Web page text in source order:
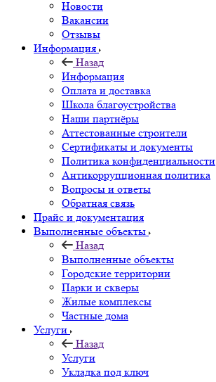
Новости
Вакансии
Отзывы
Информация
Назад
Информация
Оплата и доставка
Школа благоустройства
Наши партнёры
Аттестованные строители
Сертификаты и документы
Политика конфиденциальности
Антикоррупционная политика
Вопросы и ответы
Обратная связь
Прайс и документация
Выполненные объекты
Назад
Выполненные объекты
Городские территории
Парки и скверы
Жилые комплексы
Частные дома
Услуги
Назад
Услуги
Укладка под ключ